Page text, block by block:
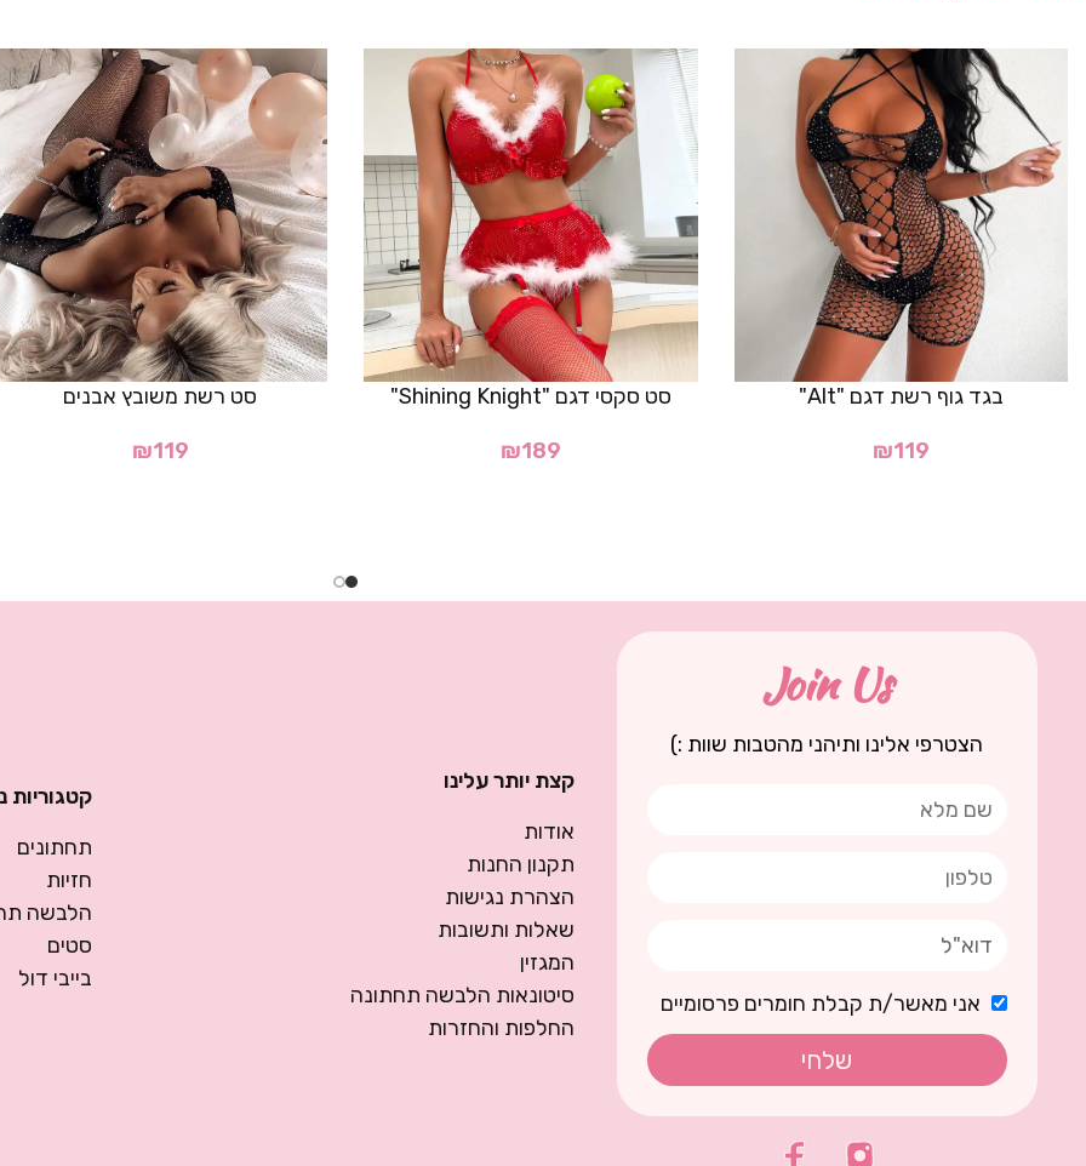
בגד גוף רשת דגם "Alt"
₪119
סט סקסי דגם "Shining Knight"
₪189
סט רשת משובץ אבנים
₪119
Join Us
הצטרפי אלינו ותיהני מהטבות שוות :)
אני מאשר/ת קבלת חומרים פרסומיים
שלחי
קצת יותר עלינו
אודות
תקנון החנות
הצהרת נגישות
שאלות ותשובות
המגזין
סיטונאות הלבשה תחתונה
החלפות והחזרות
קטגוריות
תחתונים
חזיות
הלבשה
סטים
בייבי דול